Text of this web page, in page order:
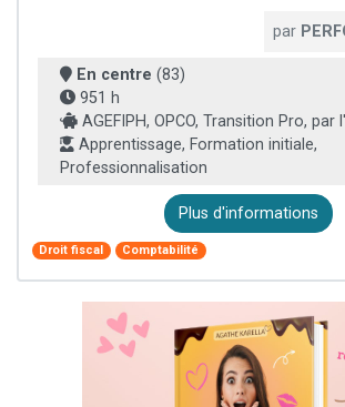
par
En centre (83)
951 h
AGEFIPH, OPCO, Transition Pro, par
Apprentissage, Formation initiale,
Professionnalisation
Plus d'informations
Droit fiscal Comptabilité